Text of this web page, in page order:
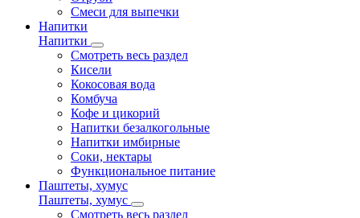
Смеси для выпечки
Напитки
Напитки
Смотреть весь раздел
Кисели
Кокосовая вода
Комбуча
Кофе и цикорий
Напитки безалкогольные
Напитки имбирные
Соки, нектары
Функциональное питание
Паштеты, хумус
Паштеты, хумус
Смотреть весь раздел